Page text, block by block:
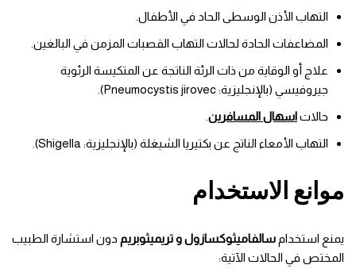
التهاب الأذن الوسطى الحاد في الأطفال.
المضاعفات الحادة لحالات التهاب القصبات المزمن في البالغين.
علاج أو الوقاية من ذات الرئة الناتجة عن المتكيسة الرئوية
جيروفيسي (بالإنجليزية: Pneumocystis jirovec).
حالاتاسهال المسافرين
التهاب الأمعاء الناتج عن بكتيريا الشيغلة (بالإنجليزية: Shigella).
موانع الاستخدام
يمنع استخدام سالفاميثوكسازول و تريميثوبريم دون استشارة الطبيب
المختص في الحالات الآتية: